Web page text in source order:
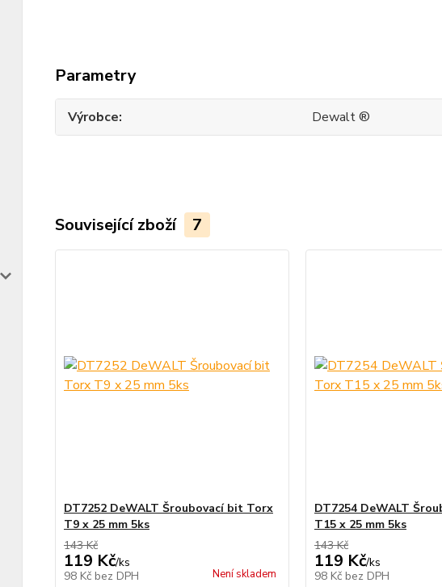
Parametry
Výrobce Dewalt ®
Související zboží 7
DT7252 DeWALT Šroubovací bit Torx
T9 x 25 mm 5ks
143 Kč
119 Kč/ks
98 Kč bez DPH Není skladem
DT7254 DeWALT
T15 x 25 mm 5ks
143 Kč
119 Kč/ks
98 Kč bez DPH